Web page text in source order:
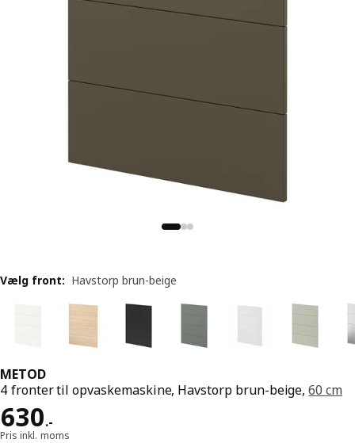
METOD
4 fronter til opvaskemaskine, Havstorp brun-beige,60 cm
630.-
Pris 630.-
Pris inkl. moms
Vælg front: Havstorp brun-beige